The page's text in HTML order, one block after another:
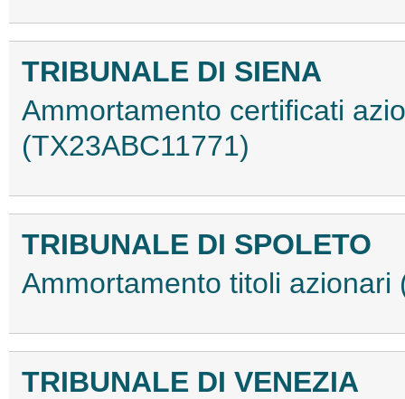
TRIBUNALE DI SIENA
Ammortamento certificati
(TX23ABC11771)
TRIBUNALE DI SPOLETO
Ammortamento titoli azionari
TRIBUNALE DI VENEZIA